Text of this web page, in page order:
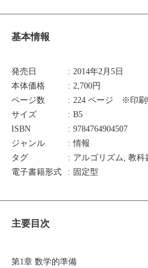
基本情報
発売日
2014年2月5日
本体価格
2,700円
ページ数
224 ページ ※印刷
サイズ
B5
ISBN
9784764904507
ジャンル
情報
タグ
アルゴリズム, 教科
電子書籍形式
固定型
主要目次
第1章 数学的準備